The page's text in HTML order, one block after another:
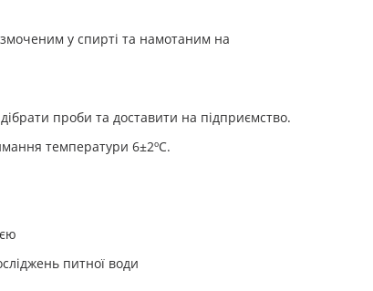
у спирті та намотаним на
проби та доставити на підприємство.
температури 6±2ºС.
питної води